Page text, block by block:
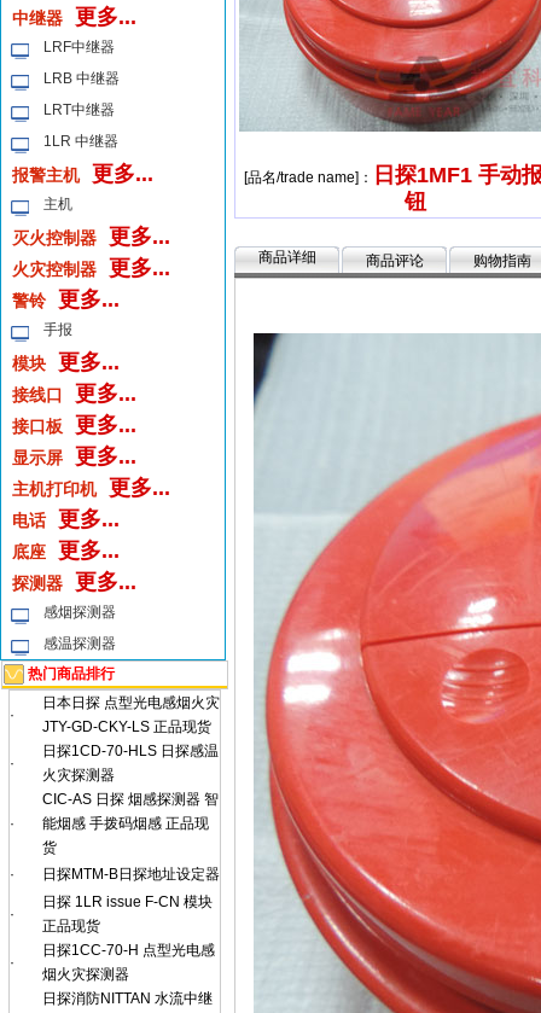
中继器 更多...
LRF中继器
LRB 中继器
LRT中继器
1LR 中继器
报警主机 更多...
主机
灭火控制器 更多...
火灾控制器 更多...
警铃 更多...
手报
模块 更多...
接线口 更多...
接口板 更多...
显示屏 更多...
主机打印机 更多...
电话 更多...
底座 更多...
探测器 更多...
感烟探测器
感温探测器
热门商品排行
·
日本日探 点型光电感烟火灾
JTY-GD-CKY-LS 正品现货
·
日探1CD-70-HLS 日探感温
火灾探测器
·
CIC-AS 日探 烟感探测器 智
能烟感 手拨码烟感 正品现
货
·
日探MTM-B日探地址设定器
·
日探 1LR issue F-CN 模块
正品现货
·
日探1CC-70-H 点型光电感
烟火灾探测器
日探消防NITTAN 水流中继
[品名/trade name]：
日探1MF1 手动
钮
商品详细 商品评论 购物指南